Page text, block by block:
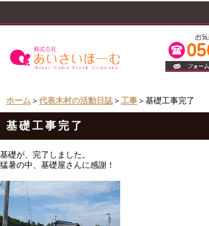
ホーム＞ 代表木村の活動日誌＞ 工事＞基礎工事完了
基礎工事完了
基礎が、完了しました。
猛暑の中、基礎屋さんに感謝！